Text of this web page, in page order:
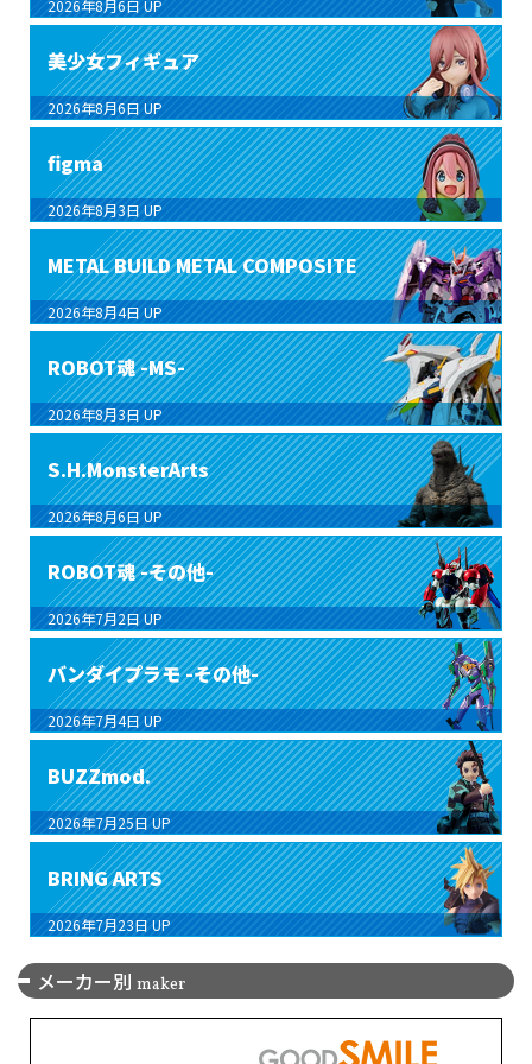
2026年8月6日 UP
美少女フィギュア
2026年8月6日 UP
figma
2026年8月3日 UP
METAL BUILD METAL COMPOSITE
2026年8月4日 UP
ROBOT魂 -MS-
2026年8月3日 UP
S.H.MonsterArts
2026年8月6日 UP
ROBOT魂 -その他-
2026年7月2日 UP
バンダイプラモ -その他-
2026年7月4日 UP
BUZZmod.
2026年7月25日 UP
BRING ARTS
2026年7月23日 UP
メーカー別 maker